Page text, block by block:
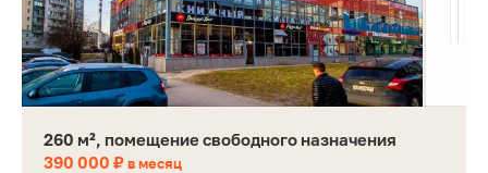
260 м², помещение свободного назначения
390 000 ₽в месяц